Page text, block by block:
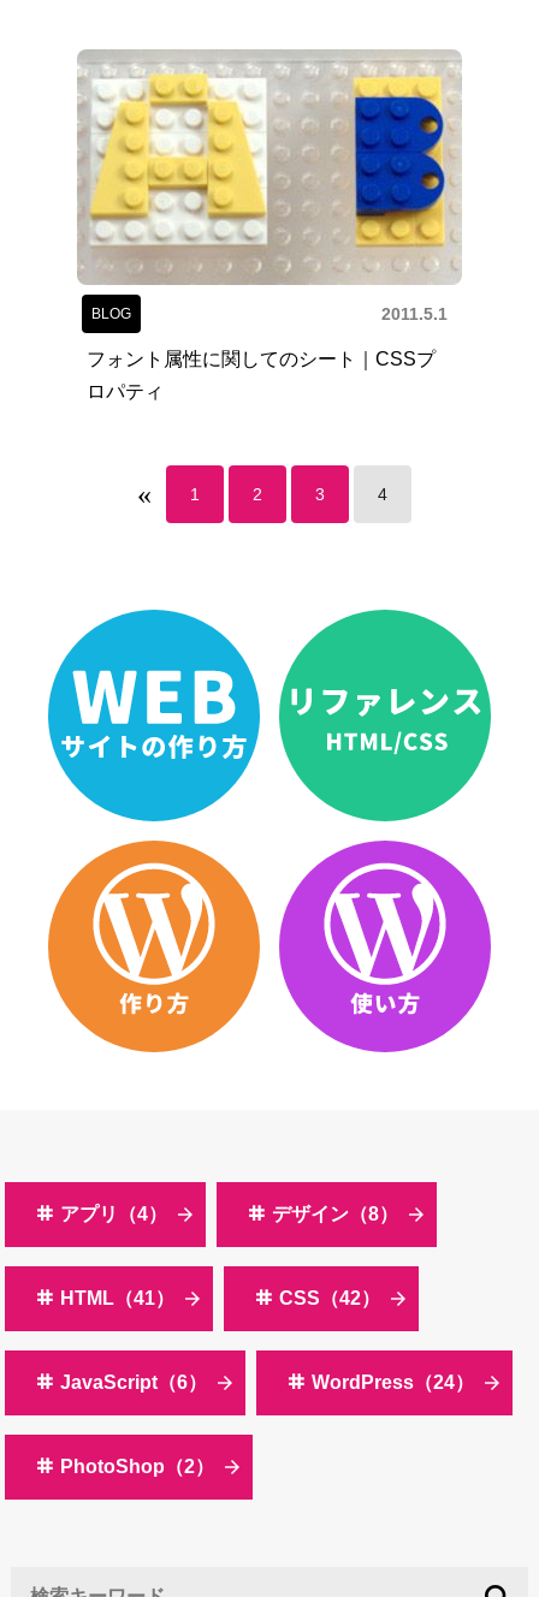
BLOG 2011.5.1
フォント属性に関してのシート｜CSSプ
ロパティ
« 1 2 3 4
アプリ（4） デザイン（8）
HTML（41） CSS（42）
JavaScript（6） WordPress（24）
PhotoShop（2）